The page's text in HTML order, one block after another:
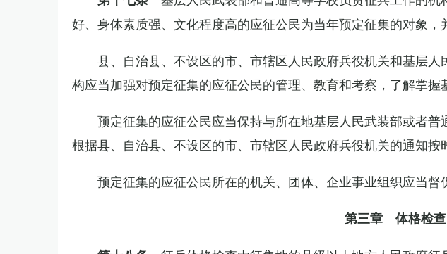
好、身体素质强、文化程度高的应征公民为当年预定征集的对象，
县、自治县、不设区的市、市辖区人民政府兵役机关和基层
构应当加强对预定征集的应征公民的管理、教育和考察，了解掌握
预定征集的应征公民应当保持与所在地基层人民武装部或者
根据县、自治县、不设区的市、市辖区人民政府兵役机关的通知按
预定征集的应征公民所在的机关、团体、企业事业组织应当督
第三章 体格检查